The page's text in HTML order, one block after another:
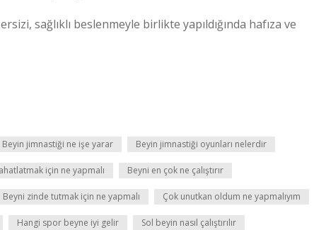
sağlıklı beslenmeyle birlikte yapıldığında hafıza ve
Beyin jimnastiği ne işe yarar Beyin jimnastiği oyunları nelerdir
için ne yapmalı Beyni en çok ne çalıştırır
Beyni zinde tutmak için ne yapmalı Çok unutkan oldum ne yapmalıyım
Hangi spor beyne iyi gelir Sol beyin nasıl çalıştırılır